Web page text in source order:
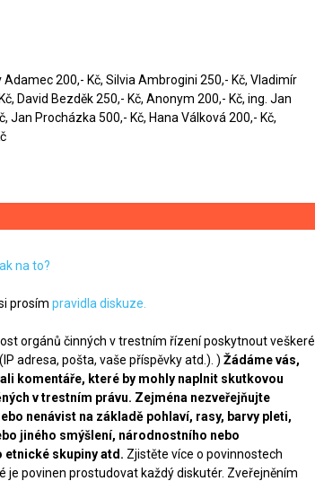
Adamec 200,- Kč, Silvia Ambrogini 250,- Kč, Vladimír
David Bezděk 250,- Kč, Anonym 200,- Kč, ing. Jan
Jan Procházka 500,- Kč, Hana Válková 200,- Kč,
na to?
prosím pravidla diskuze.
orgánů činných v trestním řízení poskytnout veškeré
adresa, pošta, vaše příspěvky atd.). ) Žádáme vás,
komentáře, které by mohly naplnit skutkovou
v trestním právu. Zejména nezveřejňujte
nenávist na základě pohlaví, rasy, barvy pleti,
jiného smýšlení, národnostního nebo
etnické skupiny atd. Zjistěte více o povinnostech
je povinen prostudovat každý diskutér. Zveřejněním